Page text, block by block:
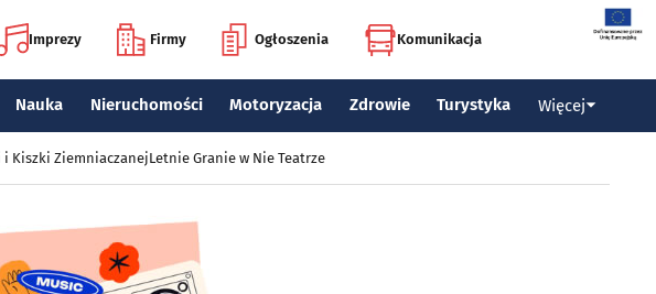
Imprezy Firmy Ogłoszenia Komunikacja
Nauka Nieruchomości Motoryzacja Zdrowie Turystyka Więcej
Kiszki ZiemniaczanejLetnie Granie w Nie Teatrze